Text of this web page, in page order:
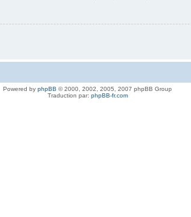
Powered by phpBB © 2000, 2002, 2005, 2007 phpBB Group
Traduction par: phpBB-fr.com